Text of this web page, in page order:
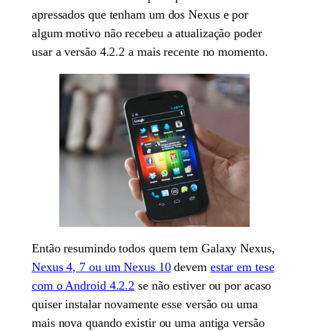
apressados que tenham um dos Nexus e por
algum motivo não recebeu a atualização poder
usar a versão 4.2.2 a mais recente no momento.
Então resumindo todos quem tem Galaxy Nexus,
Nexus 4, 7 ou um Nexus 10devem estar em tese
com o Android 4.2.2 se não estiver ou por acaso
quiser instalar novamente esse versão ou uma
mais nova quando existir ou uma antiga versão